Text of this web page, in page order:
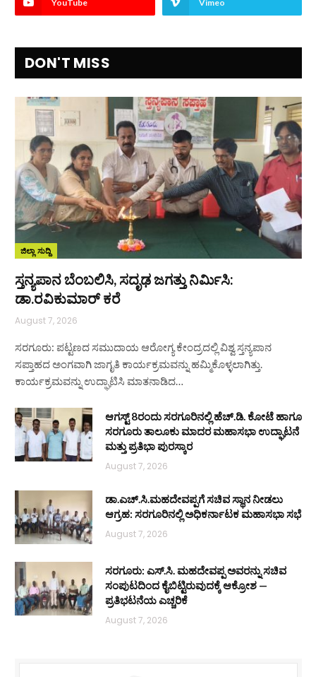
YouTube Vimeo
DON'T MISS
ಜಿಲ್ಲಾ ಸುದ್ದಿ
ಸ್ತನ್ಯಪಾನ ಬೆಂಬಲಿಸಿ, ಸದೃಢ ಜಗತ್ತು ನಿರ್ಮಿಸಿ:
ಡಾ.ರವಿಕುಮಾರ್ ಕರೆ
August 7, 2026
ಸರಗೂರು: ಪಟ್ಟಣದ ಸಮುದಾಯ ಆರೋಗ್ಯ ಕೇಂದ್ರದಲ್ಲಿ ವಿಶ್ವ ಸ್ತನ್ಯಪಾನ
ಸಪ್ತಾಹದ ಅಂಗವಾಗಿ ಜಾಗೃತಿ ಕಾರ್ಯಕ್ರಮವನ್ನು ಹಮ್ಮಿಕೊಳ್ಳಲಾಗಿತ್ತು.
ಕಾರ್ಯಕ್ರಮವನ್ನು ಉದ್ಘಾಟಿಸಿ ಮಾತನಾಡಿದ…
ಆಗಸ್ಟ್ 8ರಂದು ಸರಗೂರಿನಲ್ಲಿ ಹೆಚ್.ಡಿ. ಕೋಟೆ ಹಾಗೂ
ಸರಗೂರು ತಾಲೂಕು ಮಾದರ ಮಹಾಸಭಾ ಉದ್ಘಾಟನೆ
ಮತ್ತು ಪ್ರತಿಭಾ ಪುರಸ್ಕಾರ
August 7, 2026
ಡಾ.ಎಚ್.ಸಿ.ಮಹದೇವಪ್ಪಗೆ ಸಚಿವ ಸ್ಥಾನ ನೀಡಲು
ಆಗ್ರಹ: ಸರಗೂರಿನಲ್ಲಿ ಅಧಿಕರ್ನಾಟಕ ಮಹಾಸಭಾ ಸಭೆ
August 7, 2026
ಸರಗೂರು: ಎಸ್.ಸಿ. ಮಹದೇವಪ್ಪ ಅವರನ್ನು ಸಚಿವ
ಸಂಪುಟದಿಂದ ಕೈಬಿಟ್ಟಿರುವುದಕ್ಕೆ ಆಕ್ರೋಶ —
ಪ್ರತಿಭಟನೆಯ ಎಚ್ಚರಿಕೆ
August 7, 2026